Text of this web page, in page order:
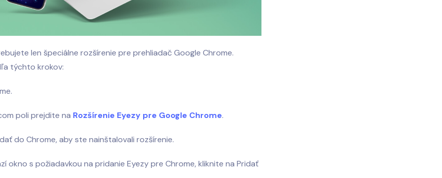
len špeciálne rozšírenie pre prehliadač Google Chrome.
týchto krokov:
poli prejdite na Rozšírenie Eyezy pre Google Chrome.
do Chrome, aby ste nainštalovali rozšírenie.
okno s požiadavkou na pridanie Eyezy pre Chrome, kliknite na Pridať